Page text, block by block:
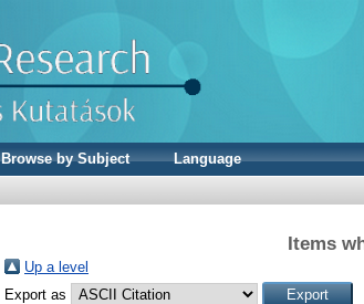
Browse by Subject
Language
Items
Up a level
Export as